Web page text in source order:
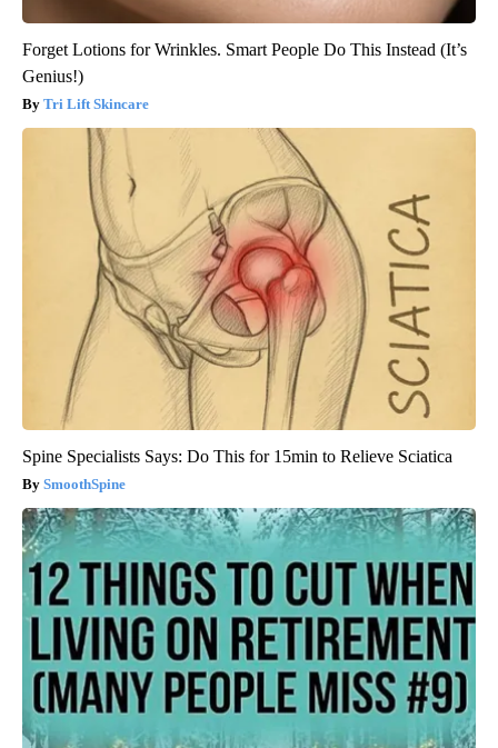
Forget Lotions for Wrinkles. Smart People Do This Instead (It’s
Genius!)
Tri Lift Skincare
Spine Specialists Says: Do This for 15min to Relieve Sciatica
SmoothSpine